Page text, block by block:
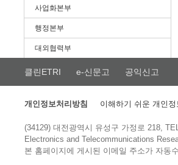
사업화본부
행정본부
대외협력부
클린ETRI e-신문고 공익신고
개인정보처리방침 이해하기 쉬운 개인정
(34129) 대전광역시 유성구 가정로 218,
Electronics and Telecommunications
본 홈페이지에 게시된 이메일 주소가 자동